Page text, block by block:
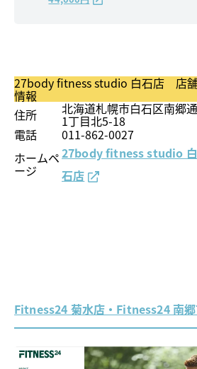
27body fitness studio 白石店 店
情報
住所
北海道札幌市白石区南郷通
1丁目北5-18
電話
011-862-0027
ホームペ
ージ
27body fitness studio 白
石店
Fitness24 菊水店・Fitness24 南